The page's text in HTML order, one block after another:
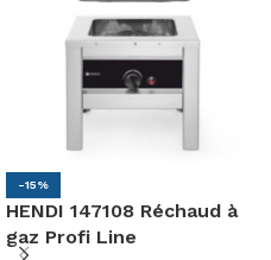
-15%
HENDI 147108 Réchaud à
gaz Profi Line